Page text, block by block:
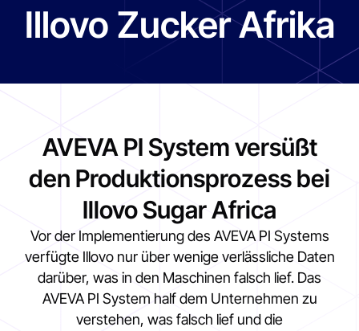
Wonach suchst du ?
Illovo Zucker Afrika
AVEVA PI System versüßt
den Produktionsprozess bei
Illovo Sugar Africa
Vor der Implementierung des AVEVA PI Systems
verfügte Illovo nur über wenige verlässliche Daten
darüber, was in den Maschinen falsch lief. Das
AVEVA PI System half dem Unternehmen zu
verstehen, was falsch lief und die